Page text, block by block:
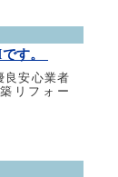
す。
良安心業者
リフォー